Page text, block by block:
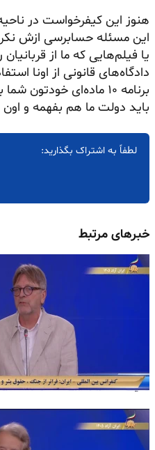
هنوز این کیفرخواست در
این مسئله حسابرسی ازش
یا فیلم‌هایی که ما از
دادگاه‌های قانونی از اونا
برنامه ۱۰ ماده‌ای
باید دولت ما هم بفهمه و
لطفاً به اشتراک بگذارید:
خبرهای مرتبط